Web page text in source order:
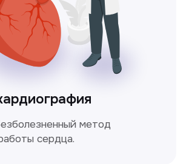
рекомендации
план лечения
специалистов для